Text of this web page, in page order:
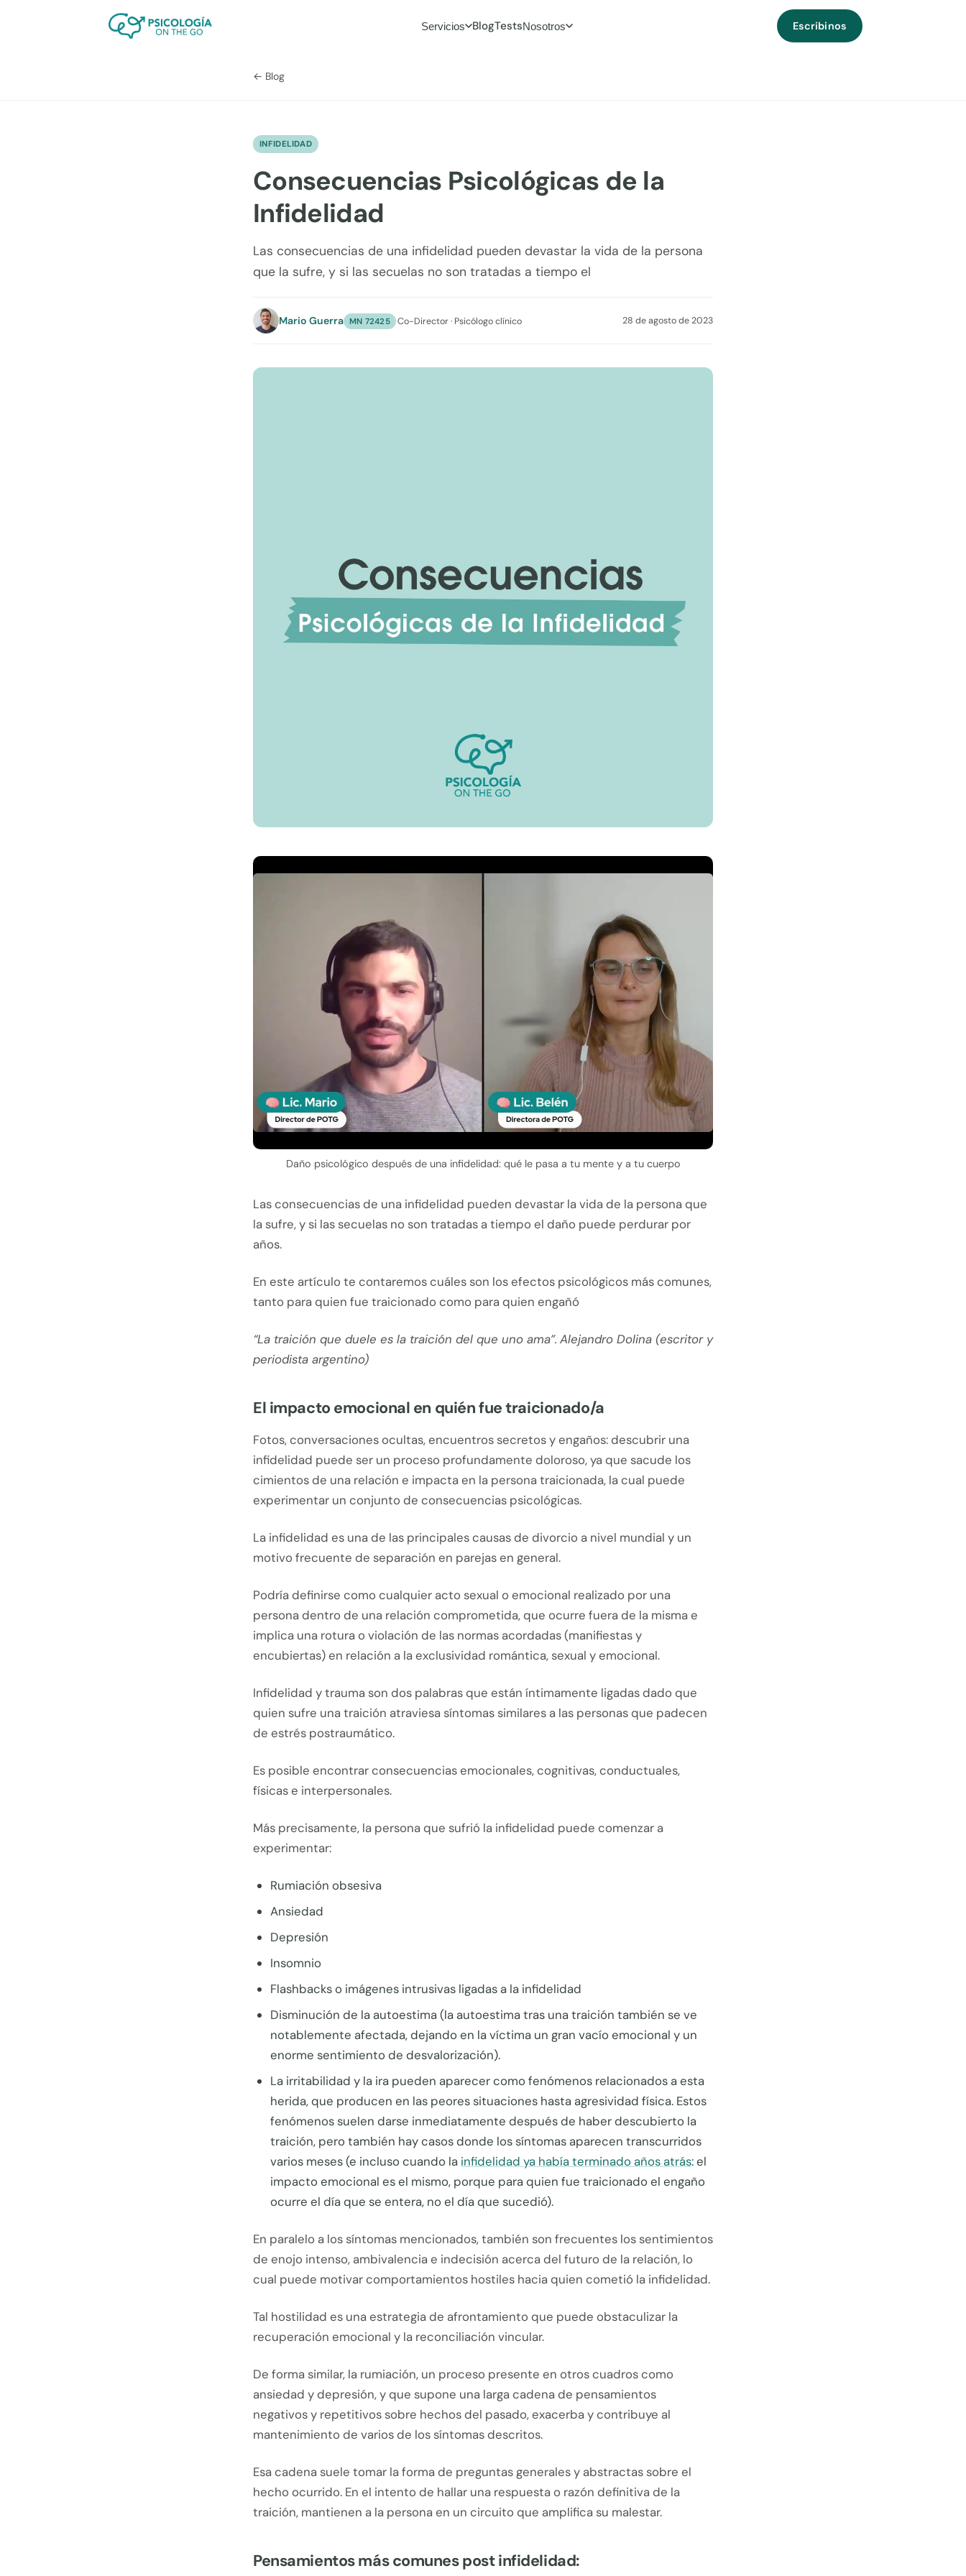
Servicios BlogTestsNosotros Escribinos
← Blog
INFIDELIDAD
Consecuencias Psicológicas de la
Infidelidad
Las consecuencias de una infidelidad pueden devastar la vida de la persona
que la sufre, y si las secuelas no son tratadas a tiempo el
Mario Guerra MN 72425 ·Co-Director · Psicólogo clínico 28 de agosto de 2023
Daño psicológico después de una infidelidad: qué le pasa a tu mente y a tu cuerpo
Las consecuencias de una infidelidad pueden devastar la vida de la persona que
la sufre, y si las secuelas no son tratadas a tiempo el daño puede perdurar por
años.
En este artículo te contaremos cuáles son los efectos psicológicos más comunes,
tanto para quien fue traicionado como para quien engañó
“La traición que duele es la traición del que uno ama”. Alejandro Dolina (escritor y
periodista argentino)
El impacto emocional en quién fue traicionado/a
Fotos, conversaciones ocultas, encuentros secretos y engaños: descubrir una
infidelidad puede ser un proceso profundamente doloroso, ya que sacude los
cimientos de una relación e impacta en la persona traicionada, la cual puede
experimentar un conjunto de consecuencias psicológicas.
La infidelidad es una de las principales causas de divorcio a nivel mundial y un
motivo frecuente de separación en parejas en general.
Podría definirse como cualquier acto sexual o emocional realizado por una
persona dentro de una relación comprometida, que ocurre fuera de la misma e
implica una rotura o violación de las normas acordadas (manifiestas y
encubiertas) en relación a la exclusividad romántica, sexual y emocional.
Infidelidad y trauma son dos palabras que están íntimamente ligadas dado que
quien sufre una traición atraviesa síntomas similares a las personas que padecen
de estrés postraumático.
Es posible encontrar consecuencias emocionales, cognitivas, conductuales,
físicas e interpersonales.
Más precisamente, la persona que sufrió la infidelidad puede comenzar a
experimentar:
Rumiación obsesiva
Ansiedad
Depresión
Insomnio
Flashbacks o imágenes intrusivas ligadas a la infidelidad
Disminución de la autoestima (la autoestima tras una traición también se ve
notablemente afectada, dejando en la víctima un gran vacío emocional y un
enorme sentimiento de desvalorización).
La irritabilidad y la ira pueden aparecer como fenómenos relacionados a esta
herida, que producen en las peores situaciones hasta agresividad física. Estos
fenómenos suelen darse inmediatamente después de haber descubierto la
traición, pero también hay casos donde los síntomas aparecen transcurridos
varios meses (e incluso cuando la infidelidad ya había terminado años atrás: el
impacto emocional es el mismo, porque para quien fue traicionado el engaño
ocurre el día que se entera, no el día que sucedió).
En paralelo a los síntomas mencionados, también son frecuentes los sentimientos
de enojo intenso, ambivalencia e indecisión acerca del futuro de la relación, lo
cual puede motivar comportamientos hostiles hacia quien cometió la infidelidad.
Tal hostilidad es una estrategia de afrontamiento que puede obstaculizar la
recuperación emocional y la reconciliación vincular.
De forma similar, la rumiación, un proceso presente en otros cuadros como
ansiedad y depresión, y que supone una larga cadena de pensamientos
negativos y repetitivos sobre hechos del pasado, exacerba y contribuye al
mantenimiento de varios de los síntomas descritos.
Esa cadena suele tomar la forma de preguntas generales y abstractas sobre el
hecho ocurrido. En el intento de hallar una respuesta o razón definitiva de la
traición, mantienen a la persona en un circuito que amplifica su malestar.
Pensamientos más comunes post infidelidad: